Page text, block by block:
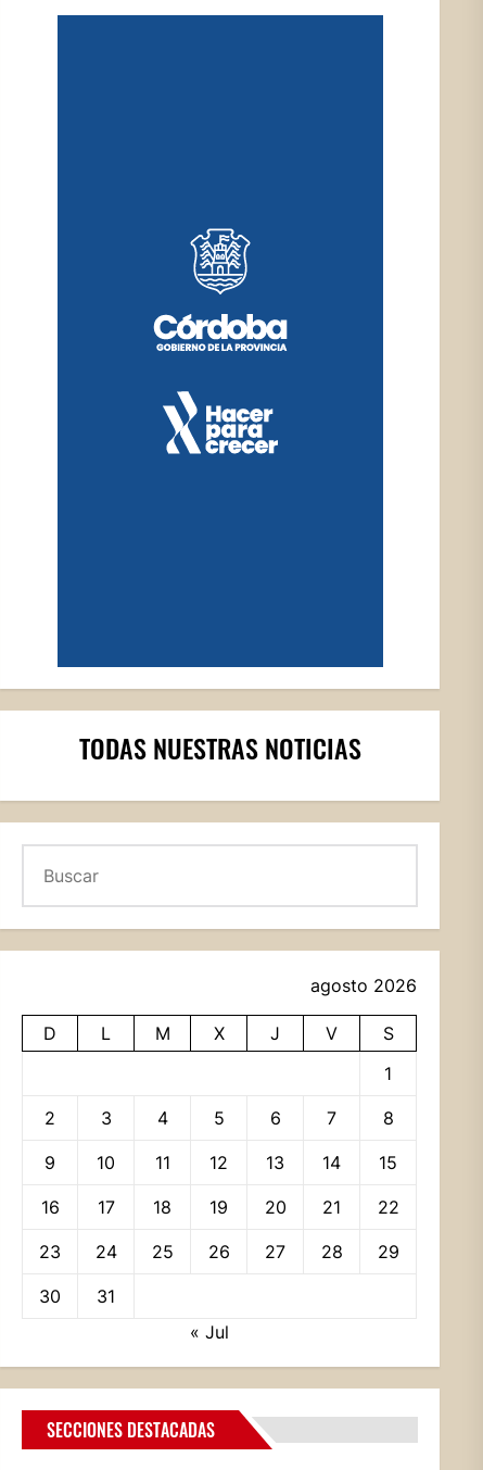
TODAS NUESTRAS NOTICIAS
agosto 2026
D L M X J V
S
1
2 3 4 5 6 7 8
9 10 11 12 13 14 15
16 17 18 19 20 21 22
23 24 25 26 27 28 29
30
31
« Jul
SECCIONES DESTACADAS